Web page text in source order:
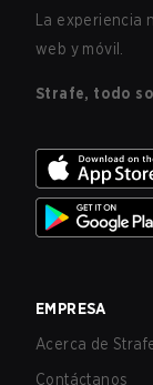
La experiencia
web y móvil.
Strafe, todo
EMPRESA
Acerca de
Contáctanos